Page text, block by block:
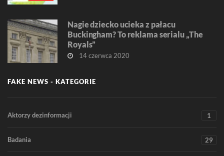
Nagie dziecko ucieka z pałacu
Buckingham? To reklama serialu „The
Royals”
14 czerwca 2020
FAKE NEWS - KATEGORIE
Aktorzy dezinformacji 1
Badania 29